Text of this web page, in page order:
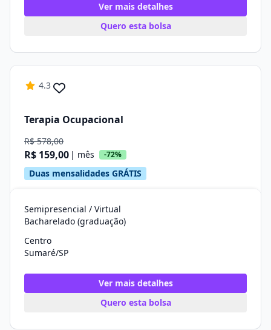
Ver mais detalhes
Quero esta bolsa
4.3
Terapia Ocupacional
R$ 578,00
R$ 159,00 | mês -72%
Duas mensalidades GRÁTIS
Semipresencial / Virtual
Bacharelado (graduação)
Centro
Sumaré/SP
Ver mais detalhes
Quero esta bolsa